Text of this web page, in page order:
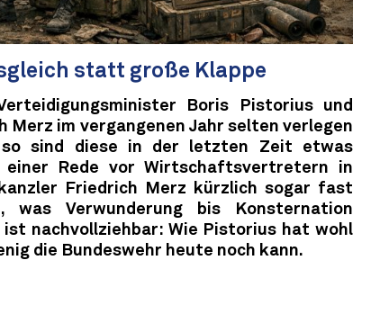
statt große Klappe
Boris Pistorius und
Merz im vergangenen Jahr selten verlegen
so sind diese in der letzten Zeit etwas
einer Rede vor Wirtschaftsvertretern in
Friedrich Merz kürzlich sogar fast
was Verwunderung bis Konsternation
ist nachvollziehbar: Wie Pistorius hat wohl
die Bundeswehr heute noch kann.